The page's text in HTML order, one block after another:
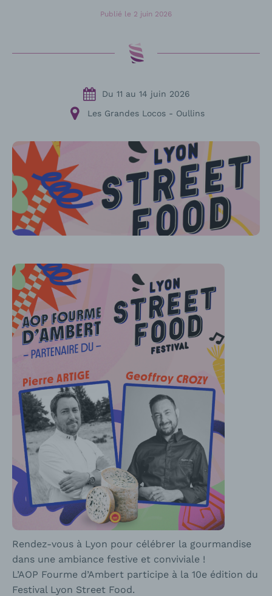
Publié le 2 juin 2026
Du 11 au 14 juin 2026
Les Grandes Locos - Oullins
Rendez-vous à Lyon pour célébrer la gourmandise
dans une ambiance festive et conviviale !
L’AOP Fourme d’Ambert participe à la 10e édition du
Festival Lyon Street Food.